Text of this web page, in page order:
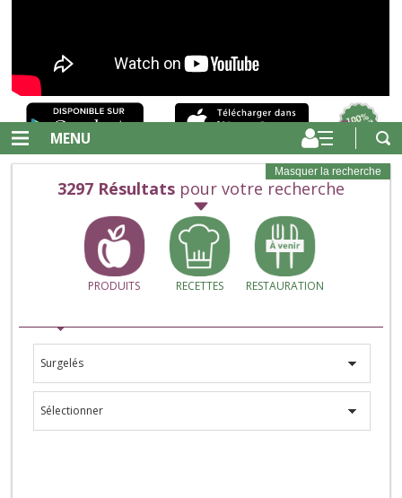
MENU
Masquer la recherche
3297 Résultatspour votre recherche
PRODUITS RECETTES RESTAURATION
Surgelés
Sélectionner